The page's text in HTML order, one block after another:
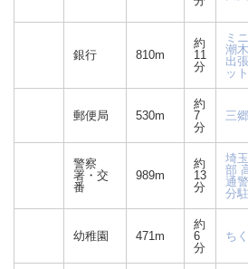
銀行 810m
約
11
分
ミ
潮
出
ッ
郵便局 530m
約
7
分
三
警察
署・交
番
989m
約
13
分
埼
部
通
分
幼稚園 471m
約
6
分
ち